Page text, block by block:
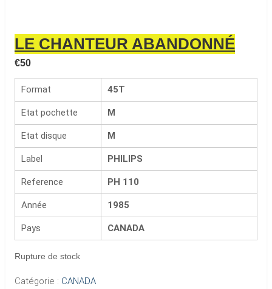
LE CHANTEUR ABANDONNÉ
€50
Format 45T
Etat pochette M
Etat disque M
Label PHILIPS
Reference PH 110
Année 1985
Pays CANADA
Rupture de stock
Catégorie : CANADA